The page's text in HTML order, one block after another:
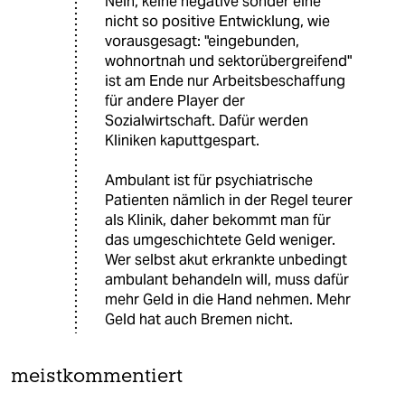
nicht so positive Entwicklung, wie
vorausgesagt: "eingebunden,
wohnortnah und sektorübergreifend"
ist am Ende nur Arbeitsbeschaffung
für andere Player der
Sozialwirtschaft. Dafür werden
Kliniken kaputtgespart.
Ambulant ist für psychiatrische
Patienten nämlich in der Regel teurer
als Klinik, daher bekommt man für
das umgeschichtete Geld weniger.
Wer selbst akut erkrankte unbedingt
ambulant behandeln will, muss dafür
mehr Geld in die Hand nehmen. Mehr
Geld hat auch Bremen nicht.
meistkommentiert